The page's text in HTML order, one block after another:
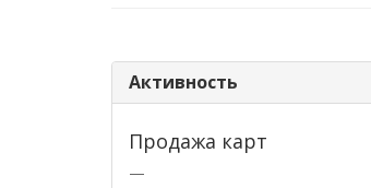
Активность
Продажа карт
—